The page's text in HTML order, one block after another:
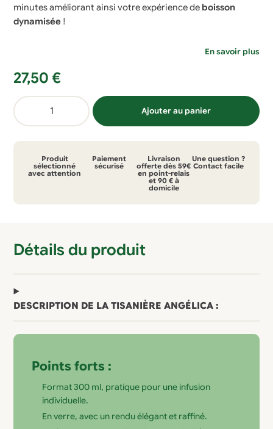
minutes améliorant ainsi votre expérience de boisson
dynamisée !
En savoir plus
27,50 €
quantité
de
Angelica
Ajouter au panier
Produit
sélectionné
avec attention
Paiement
sécurisé
Livraison
offerte dès 59€
en point-relais
et 90 € à
domicile
Une question ?
Contact facile
Détails du produit
DESCRIPTION DE LA TISANIÈRE ANGÉLICA :
Points forts :
Format 300 ml, pratique pour une infusion
individuelle.
En verre, avec un rendu élégant et raffiné.